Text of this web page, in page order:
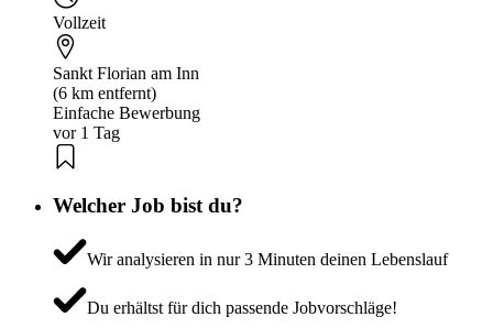
Vollzeit
Sankt Florian am Inn
(6 km entfernt)
Einfache Bewerbung
vor 1 Tag
Welcher Job bist du?
Wir analysieren in nur 3 Minuten deinen Lebenslauf
Du erhältst für dich passende Jobvorschläge!